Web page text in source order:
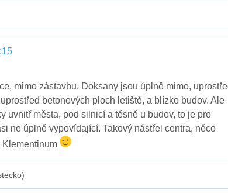
mimo zástavbu. Doksany jsou úplně mimo,
betonových ploch letiště, a blízko budov. Ale
uvnitř města, pod silnicí a těsně u budov, to je pro
ne úplně vypovídající. Takový nástřel centra, něco